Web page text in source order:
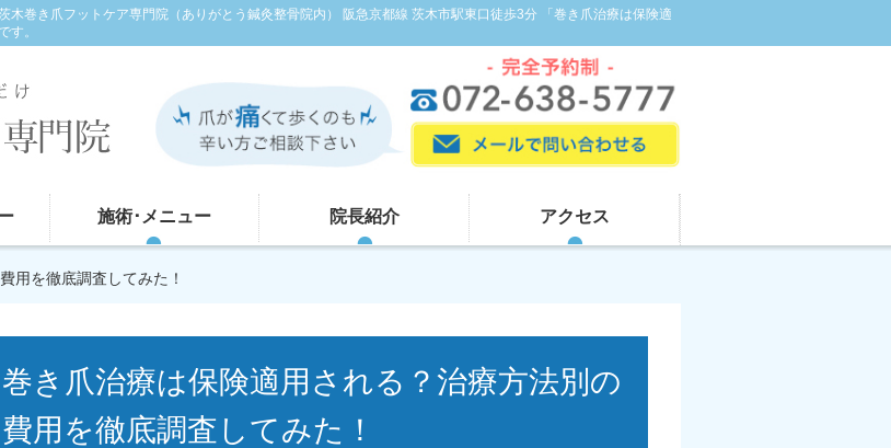
木巻き爪フットケア専門院（ありがとう鍼灸整骨院内） 阪急京都線 茨木市駅東口徒歩3分 「巻き爪治療は保険適
す。
施術･メニュー 院長紹介 アクセス
用を徹底調査してみた！
巻き爪治療は保険適用される？治療方法別の
費用を徹底調査してみた！